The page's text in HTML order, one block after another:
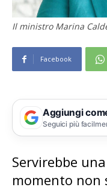
Il ministro Marina
Facebook
Aggiungi
Seguici più
Servirebbe
momento non